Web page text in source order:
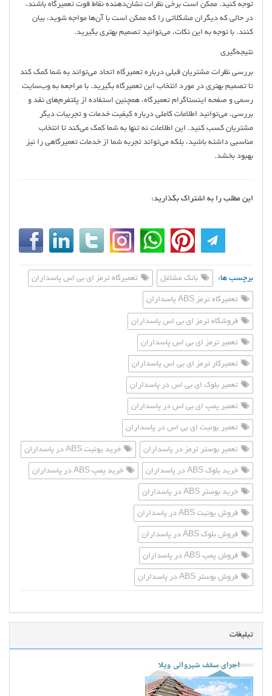
توجه کنید. ممکن است برخی نظرات نشان‌دهنده نقاط قوت تعمیرگاه باشند،
در حالی که دیگران مشکلاتی را که ممکن است با آن‌ها مواجه شوید، بیان
کنند. با توجه به این نکات، می‌توانید تصمیم بهتری بگیرید.
نتیجه‌گیری
بررسی نظرات مشتریان قبلی درباره تعمیرگاه اتحاد می‌تواند به شما کمک کند
تا تصمیم بهتری در مورد انتخاب این تعمیرگاه بگیرید. با مراجعه به وب‌سایت
رسمی و صفحه اینستاگرام تعمیرگاه، همچنین استفاده از پلتفرم‌های نقد و
بررسی، می‌توانید اطلاعات کاملی درباره کیفیت خدمات و تجربیات دیگر
مشتریان کسب کنید. این اطلاعات نه تنها به شما کمک می‌کند تا انتخاب
مناسبی داشته باشید، بلکه می‌تواند تجربه شما از خدمات تعمیرگاهی را نیز
بهبود بخشد.
این مطلب را به اشتراک بگذارید:
برچسب ها: بانک مشاغل تعمیرگاه ترمز ای بی اس پاسداران
تعمیرگاه ترمز ABS پاسداران
فروشگاه ترمز ای بی اس پاسداران
تعمیر ترمز ای بی اس پاسداران
تعمیرکار ترمز ای بی اس پاسداران
تعمیر بلوک ای بی اس در پاسداران
تعمیر پمپ ای بی اس در پاسداران
تعمیر یونیت ای بی اس در پاسداران
تعمیر بوستر ترمز در پاسداران خرید یونیت ABS در پاسداران
خرید بلوک ABS در پاسداران خرید پمپ ABS در پاسداران
خرید بوستر ABS در پاسداران
فروش یونیت ABS در پاسداران
فروش بلوک ABS در پاسداران
فروش پمپ ABS در پاسداران
فروش بوستر ABS در پاسداران
تبلیغات